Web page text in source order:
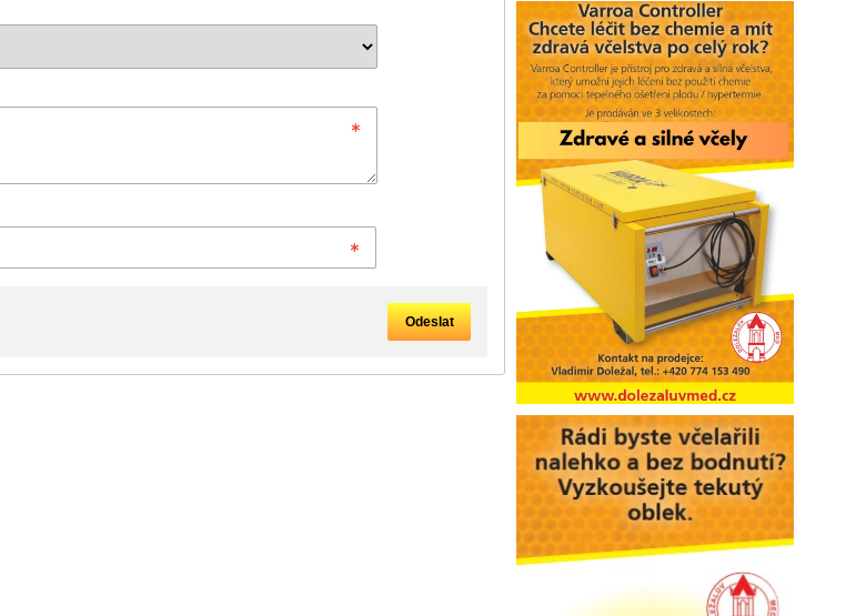
Odeslat